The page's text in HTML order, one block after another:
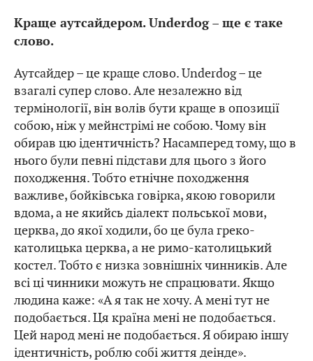
Краще аутсайдером. Underdog – ще є таке
слово.
Аутсайдер – це краще слово. Underdog – це
взагалі супер слово. Але незалежно від
термінології, він волів бути краще в опозиції
собою, ніж у мейнстрімі не собою. Чому він
обирав цю ідентичність? Насамперед тому, що в
нього були певні підстави для цього з його
походження. Тобто етнічне походження
важливе, бойківська говірка, якою говорили
вдома, а не якийсь діалект польської мови,
церква, до якої ходили, бо це була греко-
католицька церква, а не римо-католицький
костел. Тобто є низка зовнішніх чинників. Але
всі ці чинники можуть не спрацювати. Якщо
людина каже: «А я так не хочу. А мені тут не
подобається. Ця країна мені не подобається.
Цей народ мені не подобається. Я обираю іншу
ідентичність, роблю собі життя деінде».